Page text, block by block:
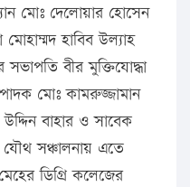
মোঃ দেলোয়ার হোসেন
মোহাম্মদ হাবিব উল্যাহ
বীর মুক্তিযোদ্ধা
মোঃ কামরুজ্জামান
বাহার ও সাবেক
যৌথ সঞ্চালনায় এতে
ডিগ্রি কলেজের